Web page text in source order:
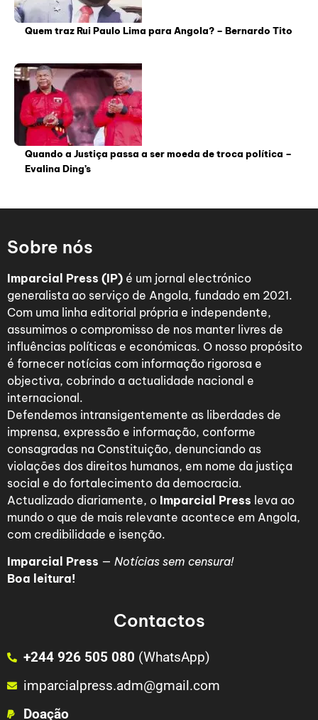
Quem traz Rui Paulo Lima para Angola? – Bernardo Tito
Quando a Justiça passa a ser moeda de troca política –
Evalina Ding’s
Sobre nós
Imparcial Press (IP) é um jornal electrónico
generalista ao serviço de Angola, fundado em 2021.
Com uma linha editorial própria e independente,
assumimos o compromisso de nos manter livres de
influências políticas e económicas. O nosso propósito
é fornecer notícias com informação rigorosa e
objectiva, cobrindo a actualidade nacional e
internacional.
Defendemos intransigentemente as liberdades de
imprensa, expressão e informação, conforme
consagradas na Constituição, denunciando as
violações dos direitos humanos, em nome da justiça
social e do fortalecimento da democracia.
Actualizado diariamente, o Imparcial Press leva ao
mundo o que de mais relevante acontece em Angola,
com credibilidade e isenção.
Imparcial Press — Notícias sem censura!
Boa leitura!
Contactos
+244 926 505 080 (WhatsApp)
imparcialpress.adm@gmail.com
Doação